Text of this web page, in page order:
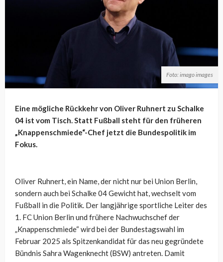
Foto: imago images
Eine mögliche Rückkehr von Oliver Ruhnert zu Schalke
04 ist vom Tisch. Statt Fußball steht für den früheren
„Knappenschmiede“-Chef jetzt die Bundespolitik im
Fokus.
Oliver Ruhnert, ein Name, der nicht nur bei Union Berlin,
sondern auch bei Schalke 04 Gewicht hat, wechselt vom
Fußball in die Politik. Der langjährige sportliche Leiter des
1. FC Union Berlin und frühere Nachwuchschef der
„Knappenschmiede“ wird bei der Bundestagswahl im
Februar 2025 als Spitzenkandidat für das neu gegründete
Bündnis Sahra Wagenknecht (BSW) antreten. Damit